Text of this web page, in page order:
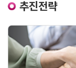
추진전략